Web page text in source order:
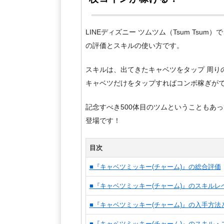
LINEディズニー ツムツム（Tsum Tsum）
の評価とスキルの使い方です。
スキルは、出てきたキャベツをタップ 周
キャベツだけをタップすればコンボ稼ぎが
記念すべき500体目のツムということもあ
登場です！
目次
■『キャベツミッキー(チャーム)』の総合評価
■『キャベツミッキー(チャーム)』のスキルレ
■『キャベツミッキー(チャーム)』の入手方法